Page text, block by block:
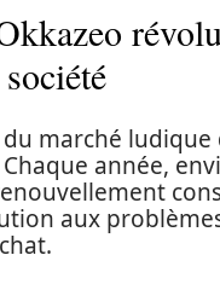
marché
année,
aux